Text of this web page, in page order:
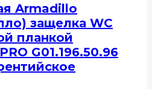
Armadillo
защелка WC
планкой
G01.196.50.96